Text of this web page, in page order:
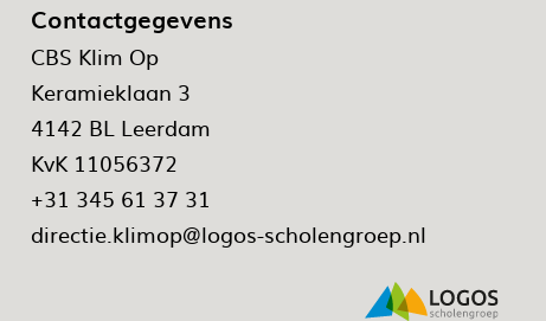
Contactgegevens
CBS Klim Op
Keramieklaan 3
4142 BL Leerdam
KvK 11056372
+31 345 61 37 31
directie.klimop@logos-scholengroep.nl